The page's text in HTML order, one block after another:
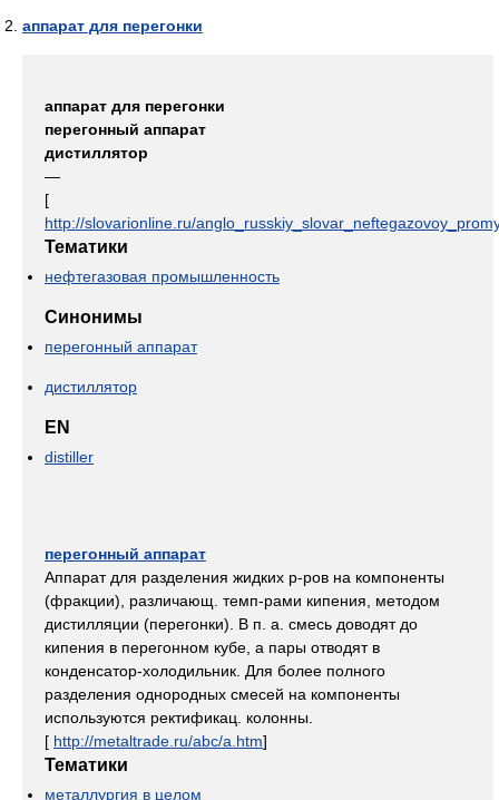
аппарат для перегонки
аппарат для перегонки
перегонный аппарат
дистиллятор
—
[
http://slovarionline.ru/
Тематики
нефтегазовая промышленность
Синонимы
перегонный аппарат
дистиллятор
EN
distiller
перегонный аппарат
Аппарат для разделения жидких р-ров на компоненты
(фракции), различающ. темп-рами кипения, методом
дистилляции (перегонки). В п. а. смесь доводят до
кипения в перегонном кубе, а пары отводят в
конденсатор-холодильник. Для более полного
разделения однородных смесей на компоненты
используются ректификац. колонны.
[ http://metaltrade.ru/abc/a.htm]
Тематики
металлургия в целом